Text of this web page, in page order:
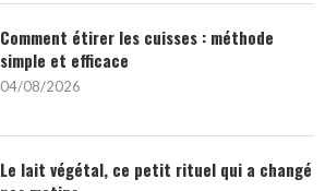
Comment étirer les cuisses : méthode
simple et efficace
04/08/2026
Le lait végétal, ce petit rituel qui a changé